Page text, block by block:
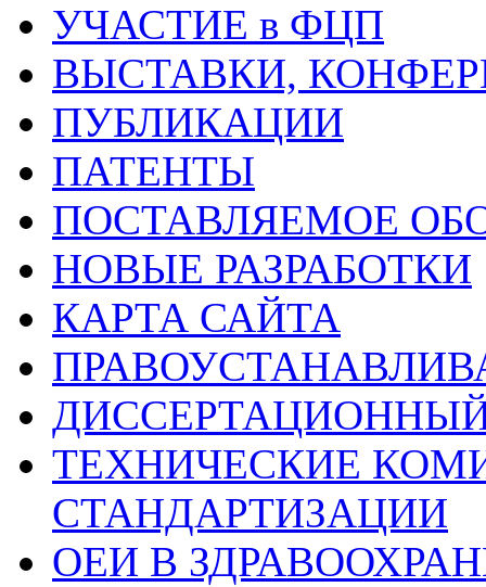
УЧАСТИЕ в ФЦП
ВЫСТАВКИ,
ПУБЛИКАЦИИ
ПАТЕНТЫ
ПОСТАВЛЯЕМОЕ
НОВЫЕ РАЗРАБОТКИ
КАРТА САЙТА
ТЕХНИЧЕСКИЕ
СТАНДАРТИЗАЦИИ
ОЕИ В